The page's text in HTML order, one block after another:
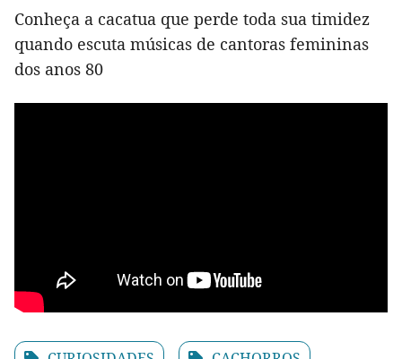
Conheça a cacatua que perde toda sua timidez
quando escuta músicas de cantoras femininas
dos anos 80